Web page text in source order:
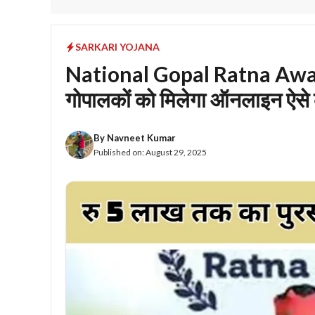
SARKARI YOJANA
National Gopal Ratna
गोपालकों को मिलेगा ऑनलाइन
By Navneet Kumar
Published on:August 29, 2025